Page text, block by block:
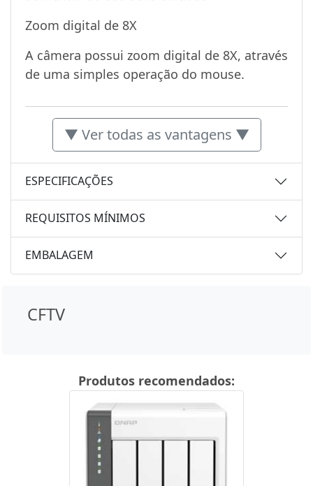
Zoom digital de 8X
A câmera possui zoom digital de 8X, através
de uma simples operação do mouse.
▼ Ver todas as vantagens ▼
ESPECIFICAÇÕES
REQUISITOS MÍNIMOS
EMBALAGEM
CFTV
Produtos recomendados: